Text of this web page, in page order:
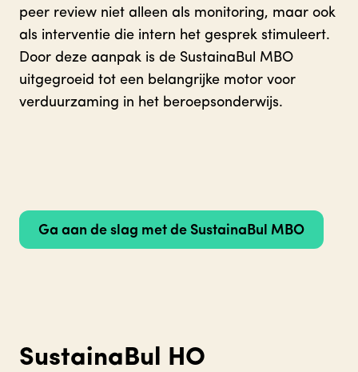
peer review niet alleen als monitoring, maar ook
als interventie die intern het gesprek stimuleert.
Door deze aanpak is de SustainaBul MBO
uitgegroeid tot een belangrijke motor voor
verduurzaming in het beroepsonderwijs.
Ga aan de slag met de SustainaBul MBO
SustainaBul HO